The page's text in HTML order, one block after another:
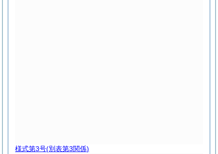
様式第3号(別表第3関係)